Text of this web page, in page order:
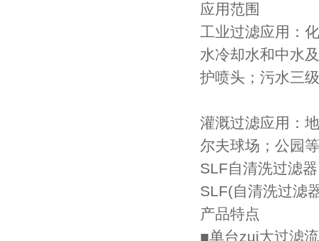
应用范围
工业过滤应用：化工
水冷却水和中水及旁
护喷头；污水三级
灌溉过滤应用：地
尔夫球场；公园等
SLF自清洗过滤
SLF(自清洗过滤
产品特点
■单台zui大过滤